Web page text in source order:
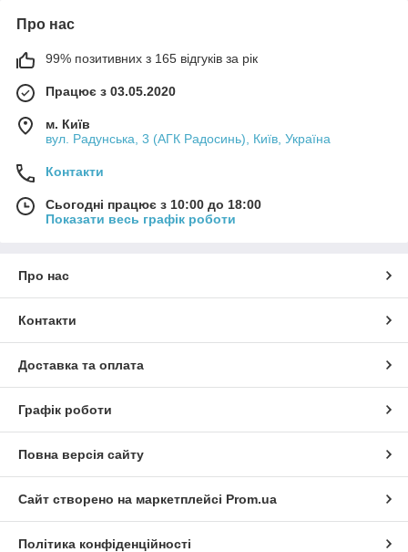
Про нас
99% позитивних з 165 відгуків за рік
Працює з 03.05.2020
м. Київ
вул. Радунська, 3 (АГК Радосинь), Київ, Україна
Контакти
Сьогодні працює з 10:00 до 18:00
Показати весь графік роботи
Про нас
Контакти
Доставка та оплата
Графік роботи
Повна версія сайту
Сайт створено на маркетплейсі Prom.ua
Політика конфіденційності